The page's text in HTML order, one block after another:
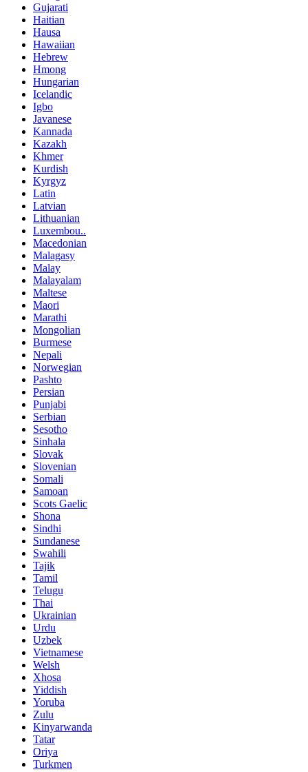
Gujarati
Haitian
Hausa
Hawaiian
Hebrew
Hmong
Hungarian
Icelandic
Igbo
Javanese
Kannada
Kazakh
Khmer
Kurdish
Kyrgyz
Latin
Latvian
Lithuanian
Luxembou..
Macedonian
Malagasy
Malay
Malayalam
Maltese
Maori
Marathi
Mongolian
Burmese
Nepali
Norwegian
Pashto
Persian
Punjabi
Serbian
Sesotho
Sinhala
Slovak
Slovenian
Somali
Samoan
Scots Gaelic
Shona
Sindhi
Sundanese
Swahili
Tajik
Tamil
Telugu
Thai
Ukrainian
Urdu
Uzbek
Vietnamese
Welsh
Xhosa
Yiddish
Yoruba
Zulu
Kinyarwanda
Tatar
Oriya
Turkmen